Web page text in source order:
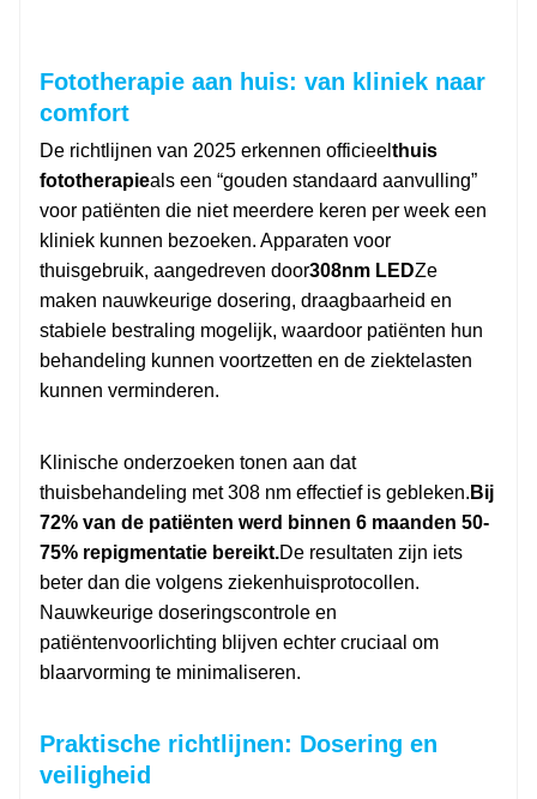
Fototherapie aan huis: van kliniek naar
comfort
De richtlijnen van 2025 erkennen officieel thuis
fototherapieals een “gouden standaard aanvulling”
voor patiënten die niet meerdere keren per week een
kliniek kunnen bezoeken. Apparaten voor
thuisgebruik, aangedreven door308nm LEDZe
maken nauwkeurige dosering, draagbaarheid en
stabiele bestraling mogelijk, waardoor patiënten hun
behandeling kunnen voortzetten en de ziektelasten
kunnen verminderen.
Klinische onderzoeken tonen aan dat
thuisbehandeling met 308 nm effectief is gebleken. Bij
72% van de patiënten werd binnen 6 maanden 50-
75% repigmentatie bereikt.De resultaten zijn iets
beter dan die volgens ziekenhuisprotocollen.
Nauwkeurige doseringscontrole en
patiëntenvoorlichting blijven echter cruciaal om
blaarvorming te minimaliseren.
Praktische richtlijnen: Dosering en
veiligheid